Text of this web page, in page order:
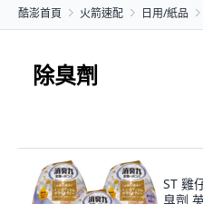
酷澎首頁 火箭速配 日用/紙品
除臭劑
ST 雞
臭劑